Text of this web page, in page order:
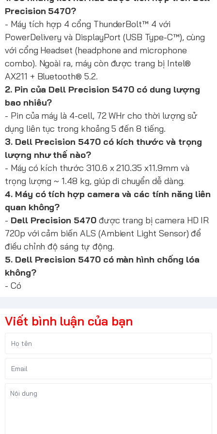
Precision 5470?
- Máy tích hợp 4 cổng ThunderBolt™ 4 với
PowerDelivery và DisplayPort (USB Type-C™), cùng
với cổng Headset (headphone and microphone
combo). Ngoài ra, máy còn được trang bị Intel®
AX211 + Bluetooth® 5.2.
2. Pin của Dell Precision 5470 có dung lượng
bao nhiêu?
- Pin của máy là 4-cell, 72 WHr cho thời lượng sử
dụng liên tục trong khoảng 5 đến 8 tiếng.
3. Dell Precision 5470 có kích thước và trọng
lượng như thế nào?
- Máy có kích thước 310.6 x 210.35 x11.9mm và
trọng lượng ~ 1.48 kg, giúp di chuyển dễ dàng.
4. Máy có tích hợp camera và các tính năng liên
quan không?
- Dell Precision 5470được trang bị camera HD IR
720p với cảm biến ALS (Ambient Light Sensor) để
điều chỉnh độ sáng tự động.
5. Dell Precision 5470 có màn hình chống lóa
không?
- Có
Viết bình luận của bạn